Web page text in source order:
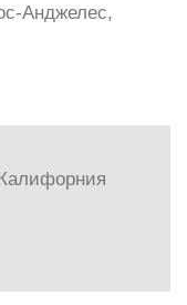
Анджелес,